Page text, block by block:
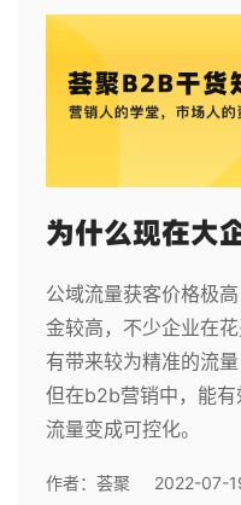
为什么现在大
公域流量获客价格极
金较高，不少企业在
有带来较为精准的流
但在b2b营销中，能
流量变成可控化。
作者： 荟聚 2022-07-